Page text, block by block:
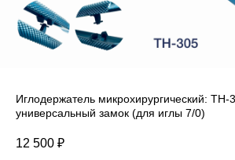
Иглодержатель микрохирургический: TH-
универсальный замок (для иглы 7/0)
12 500 ₽